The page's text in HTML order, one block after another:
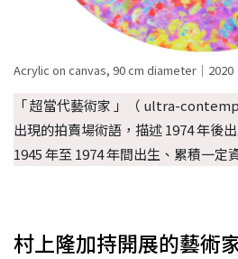
Acrylic on canvas, 90 cm diameter｜2020
「 超當代藝術家 」（ ultra-
出現的拍賣場術語，描述 1974 年後
1945 年至 1974 年間出生、累積一定
村上隆加持開展的藝術